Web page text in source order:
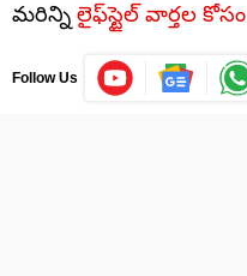
మరిన్ని లైఫ్‌స్టైల్ వార్తల కోసం
Follow Us